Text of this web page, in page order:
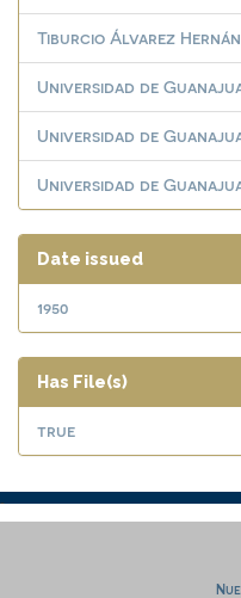
Tiburcio Álvarez
Universidad de
Universidad de
Universidad de
Date issued
1950
Has File(s)
true